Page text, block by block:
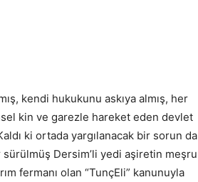
kendi hukukunu askıya almış, her
kin ve garezle hareket eden devlet
ki ortada yargılanacak bir sorun da
Dersim’li yedi aşiretin meşru
fermanı olan “TunçEli” kanunuyla